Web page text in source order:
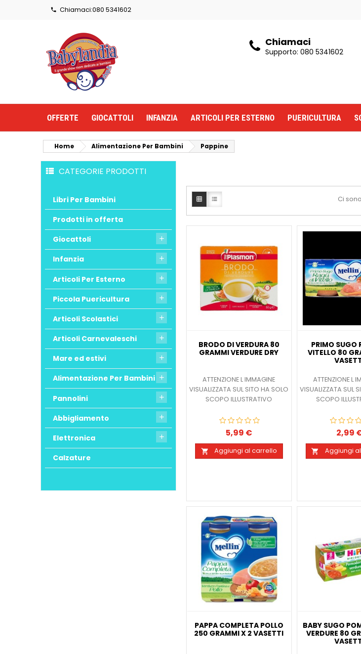
 Chiamaci:080 5341602
Chiamaci
Supporto:080 5341602
OFFERTE GIOCATTOLI INFANZIA ARTICOLI PER ESTERNO PUERICULTURA
Home Alimentazione Per Bambini Pappine
CATEGORIE PRODOTTI
Libri Per Bambini
Prodotti in offerta
Giocattoli 
Infanzia 
Articoli Per Esterno 
Piccola Puericultura 
Articoli Scolastici 
Articoli Carnevaleschi 
Mare ed estivi 
Alimentazione Per Bambini 
Pannolini 
Abbigliamento 
Elettronica 
Calzature
  Ci
BRODO DI VERDURA 80
GRAMMI VERDURE DRY
ATTENZIONE L IMMAGINE
VISUALIZZATA SUL SITO HA SOLO
SCOPO ILLUSTRATIVO
Prezzo
5,99 €
 Aggiungi al carrello
PRIMO SUGO
VITELLO 80
ATTENZIONE L
VISUALIZZATA SUL
SCOPO
Prezzo
2,99
 Aggiungi
PAPPA COMPLETA POLLO
250 GRAMMI X 2 VASETTI
BABY SUGO
VERDURE 80